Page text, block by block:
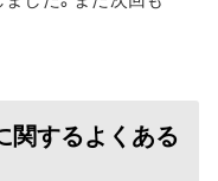
関するよくある